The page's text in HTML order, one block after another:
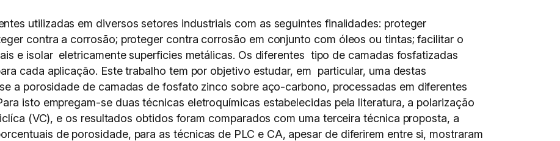
utilizadas em diversos setores industriais com as seguintes finalidades: proteger
contra a corrosão; proteger contra corrosão em conjunto com óleos ou tintas; facilitar o
e isolar eletricamente superficies metálicas. Os diferentes tipo de camadas fosfatizadas
cada aplicação. Este trabalho tem por objetivo estudar, em particular, uma destas
a porosidade de camadas de fosfato zinco sobre aço-carbono, processadas em diferentes
isto empregam-se duas técnicas eletroquímicas estabelecidas pela literatura, a polarização
(VC), e os resultados obtidos foram comparados com uma terceira técnica proposta, a
de porosidade, para as técnicas de PLC e CA, apesar de diferirem entre si, mostraram